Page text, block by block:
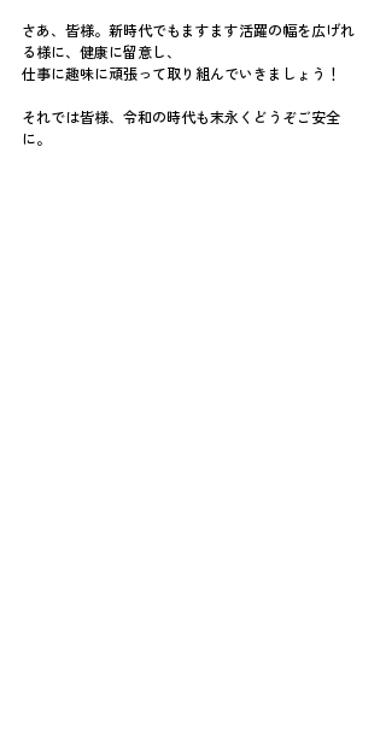
さあ、皆様。新時代でもますます活躍の幅を広げれ
る様に、健康に留意し、
仕事に趣味に頑張って取り組んでいきましょう！
それでは皆様、令和の時代も末永くどうぞご安全
に。